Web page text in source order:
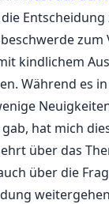
Entscheidung
zum
kindlichem
Während es
hat mich
über das
über die